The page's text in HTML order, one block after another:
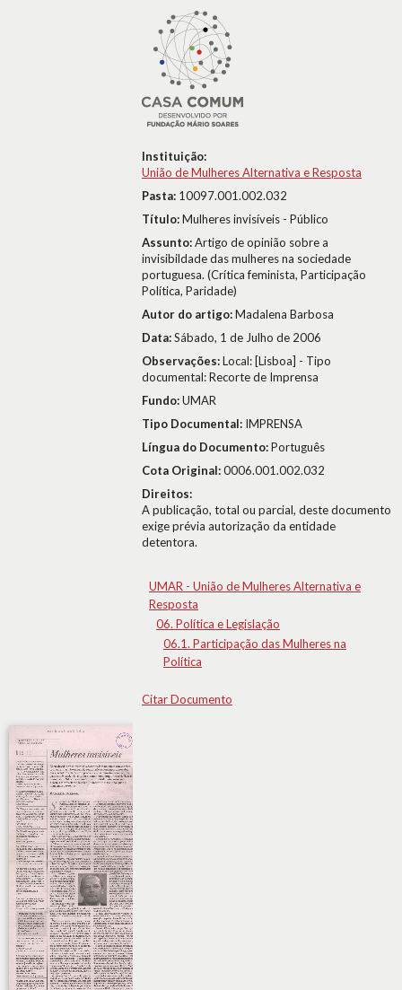
Instituição:
União de Mulheres Alternativa e Resposta
Pasta: 10097.001.002.032
Título:Mulheres invisíveis - Público
Assunto:Artigo de opinião sobre a
invisibildade das mulheres na sociedade
portuguesa. (Crítica feminista, Participação
Política, Paridade)
Autor do artigo:Madalena Barbosa
Data:Sábado, 1 de Julho de 2006
Observações:Local: [Lisboa] - Tipo
documental: Recorte de Imprensa
Fundo:UMAR
Tipo Documental: IMPRENSA
Língua do Documento:Português
Cota Original:0006.001.002.032
Direitos:
A publicação, total ou parcial, deste documento
exige prévia autorização da entidade
detentora.
UMAR - União de Mulheres Alternativa e
Resposta
06. Política e Legislação
06.1. Participação das Mulheres na
Política
Citar Documento